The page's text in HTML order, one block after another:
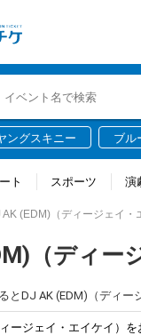
ングスキニー ブル
ト スポーツ 演
AK (EDM)（ディージェイ・
（ディー
とDJ AK (EDM)（ディ
ージェイ・エイケイ）